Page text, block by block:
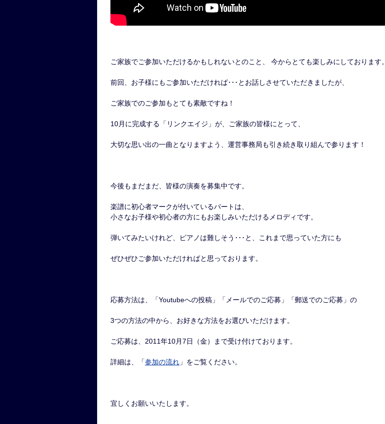
ご家族でご参加いただけるかもしれないとのこと、 今からとても楽しみにしております。
前回、お子様にもご参加いただければ･･･とお話しさせていただきましたが、
ご家族でのご参加もとても素敵ですね！
10月に完成する「リンクエイジ」が、ご家族の皆様にとって、
大切な思い出の一曲となりますよう、運営事務局も引き続き取り組んで参ります！
今後もまだまだ、皆様の演奏を募集中です。
楽譜に初心者マークが付いているパートは、
小さなお子様や初心者の方にもお楽しみいただけるメロディです。
弾いてみたいけれど、ピアノは難しそう･･･と、これまで思っていた方にも
ぜひぜひご参加いただければと思っております。
応募方法は、「Youtubeへの投稿」「メールでのご応募」「郵送でのご応募」の
3つの方法の中から、お好きな方法をお選びいただけます。
ご応募は、2011年10月7日（金）まで受け付けております。
詳細は、「参加の流れ 」をご覧ください。
宜しくお願いいたします。